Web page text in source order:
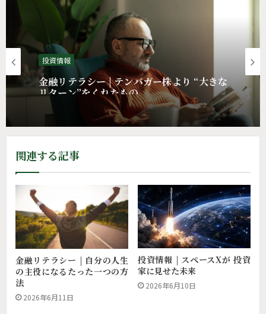
投資情報
金融リテラシー | テンバガー株より “大きな
リターン”をくれたもの
関連する記事
金融リテラシー | 自分の人生
の主役になるたった一つの方
法
2026年6月11日
投資情報 | スペースXが 投資
家に見せた未来
2026年6月10日